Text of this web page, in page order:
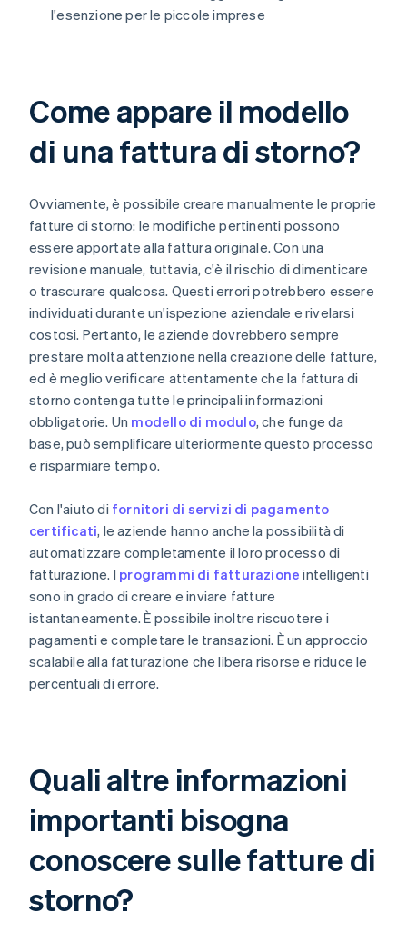
l'esenzione per le piccole imprese
Come appare il modello
di una fattura di storno?
Ovviamente, è possibile creare manualmente le proprie
fatture di storno: le modifiche pertinenti possono
essere apportate alla fattura originale. Con una
revisione manuale, tuttavia, c'è il rischio di dimenticare
o trascurare qualcosa. Questi errori potrebbero essere
individuati durante un'ispezione aziendale e rivelarsi
costosi. Pertanto, le aziende dovrebbero sempre
prestare molta attenzione nella creazione delle fatture,
ed è meglio verificare attentamente che la fattura di
storno contenga tutte le principali informazioni
obbligatorie. Un modello di modulo, che funge da
base, può semplificare ulteriormente questo processo
e risparmiare tempo.
Con l'aiuto di fornitori di servizi di pagamento
certificati, le aziende hanno anche la possibilità di
automatizzare completamente il loro processo di
fatturazione. I programmi di fatturazione intelligenti
sono in grado di creare e inviare fatture
istantaneamente. È possibile inoltre riscuotere i
pagamenti e completare le transazioni. È un approccio
scalabile alla fatturazione che libera risorse e riduce le
percentuali di errore.
Quali altre informazioni
importanti bisogna
conoscere sulle fatture di
storno?